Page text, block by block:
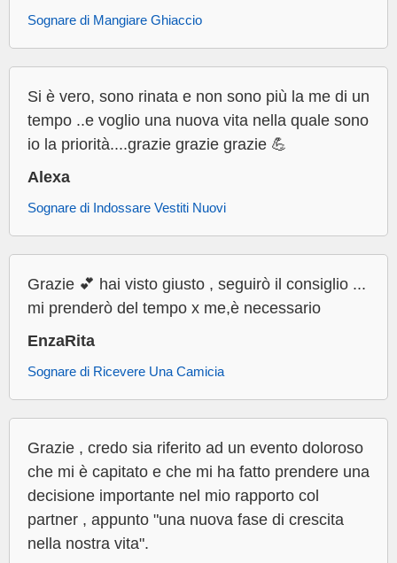
Sognare di Mangiare Ghiaccio
Si è vero, sono rinata e non sono più la me di un
tempo ..e voglio una nuova vita nella quale sono
io la priorità....grazie grazie grazie 💪
Alexa
Sognare di Indossare Vestiti Nuovi
Grazie 💕 hai visto giusto , seguirò il consiglio ...
mi prenderò del tempo x me,è necessario
EnzaRita
Sognare di Ricevere Una Camicia
Grazie , credo sia riferito ad un evento doloroso
che mi è capitato e che mi ha fatto prendere una
decisione importante nel mio rapporto col
partner , appunto "una nuova fase di crescita
nella nostra vita".